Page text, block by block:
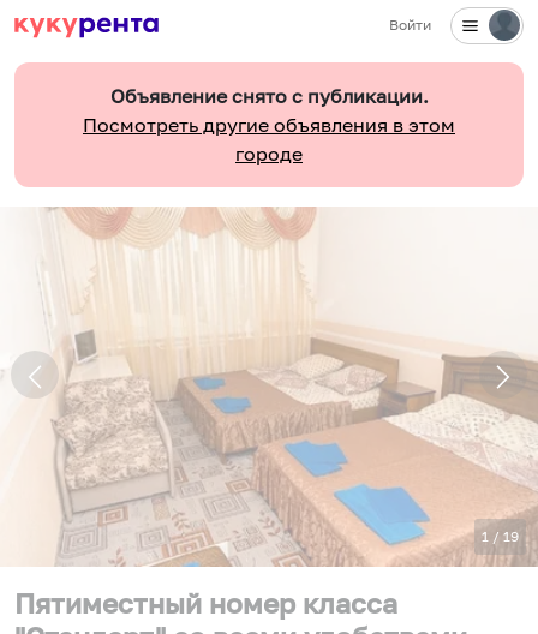
Войти
Объявление снято с публикации.
Посмотреть другие объявления в этом
городе
1 / 19
Пятиместный номер класса